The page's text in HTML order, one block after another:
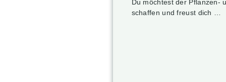
Du möchtest der Pflanzen-
schaffen und freust dich …